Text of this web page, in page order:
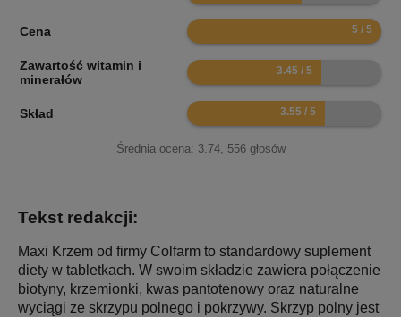
Cena 10
Zawartość witamin i
minerałów
6.9
Skład 7.1
Średnia ocena: 3.74, 556głosów
Tekst redakcji:
Maxi Krzem od firmy Colfarm to standardowy suplement
diety w tabletkach. W swoim składzie zawiera połączenie
biotyny, krzemionki, kwas pantotenowy oraz naturalne
wyciągi ze skrzypu polnego i pokrzywy. Skrzyp polny jest